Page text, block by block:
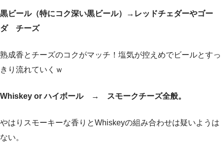
黒ビール（特にコク深い黒ビール）→レッドチェダーやゴー
ダ チーズ
熟成香とチーズのコクがマッチ！塩気が控えめでビールとすっ
きり流れていくｗ
Whiskey or ハイボール → スモークチーズ全般。
やはりスモーキーな香りとWhiskeyの組み合わせは疑いようは
ない。